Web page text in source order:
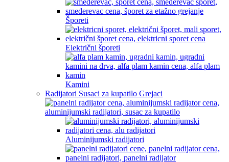
Šporeti
Električni šporeti
Kamini
Radijatori Susaci za kupatilo Grejaci
Aluminijumski radijatori